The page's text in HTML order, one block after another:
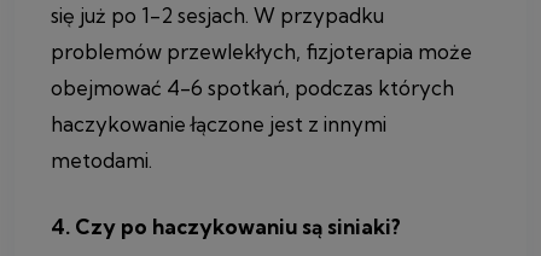
się już po 1-2 sesjach. W przypadku
problemów przewlekłych, fizjoterapia może
obejmować 4-6 spotkań, podczas których
haczykowanie łączone jest z innymi
metodami.
4. Czy po haczykowaniu są siniaki?